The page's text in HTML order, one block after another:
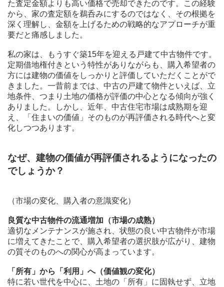
た査定金額よりも高い価格で売却できたのです。この経験
から、家の査定額を鵜呑みにするのではなく、その根拠を
深く理解し、金額を上げるための戦略的なアプローチが重
要だと痛感しました。
私の家は、もうすぐ築15年を迎える戸建て中古物件です。
定期借地権付きという特性がありながらも、購入希望者の
方には建物の価値をしっかりと評価していただくことがで
きました。一昔前までは、中古の戸建て物件といえば、立
地条件、つまり土地の価格が評価の中心となる傾向が強く
ありました。しかし、近年、中古住宅市場は成熟期を迎
え、「住まいの価値」そのものが再評価される時代へと変
化しつつあります。
なぜ、建物の価値が再評価されるようになったの
でしょうか？
（市場の変化、購入者の意識変化）
良質な中古物件の流通増加（市場の成熟）
適切なメンテナンスが施され、状態の良い中古物件が市場
に増えてきたことで、購入希望者の選択肢が広がり、建物
の質そのものへの関心が高まっています。
「所有」から「利用」へ（価値観の変化）
特に若い世代を中心に、土地の「所有」に固執せず、立地